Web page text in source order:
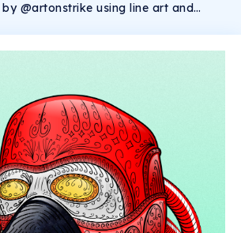
@artonstrike using line art and
consists of 400 unique
found via Opensea
collection/onstrike). 2.5%
sales will be donated to The
Thebridgeinternational),
victims of human trafficking.